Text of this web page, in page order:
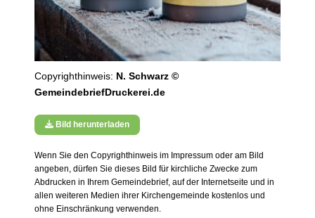
Copyrighthinweis: N. Schwarz ©
GemeindebriefDruckerei.de
Bild herunterladen
Wenn Sie den Copyrighthinweis im Impressum oder am Bild
angeben, dürfen Sie dieses Bild für kirchliche Zwecke zum
Abdrucken in Ihrem Gemeindebrief, auf der Internetseite und in
allen weiteren Medien ihrer Kirchengemeinde kostenlos und
ohne Einschränkung verwenden.